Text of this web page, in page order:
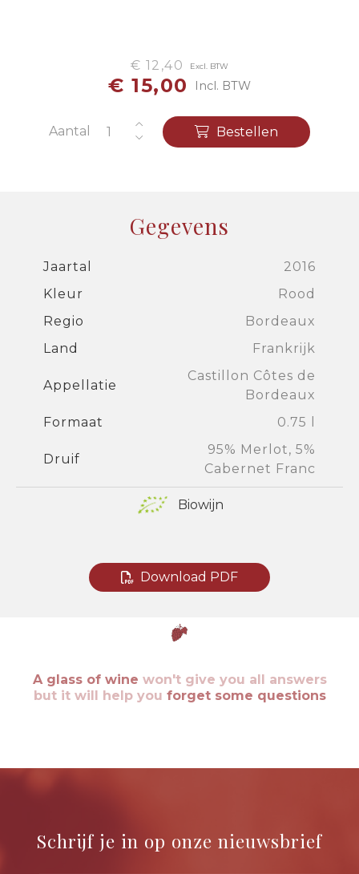
€ 12,40 Excl. BTW
€ 15,00 Incl. BTW
Aantal Bestellen
Gegevens
Jaartal
2016
Kleur
Rood
Regio
Bordeaux
Land
Frankrijk
Appellatie
Castillon Côtes de
Bordeaux
Formaat
0.75 l
Druif
95% Merlot, 5%
Cabernet Franc
Biowijn
Download PDF
A glass of wine won't give you all answers
but it will help you forget some questions
Schrijf je in op onze nieuwsbrief